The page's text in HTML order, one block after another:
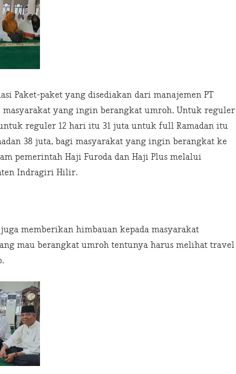
Paket-paket yang disediakan dari manajemen PT
masyarakat yang ingin berangkat umroh. Untuk reguler
reguler 12 hari itu 31 juta untuk full Ramadan itu
38 juta, bagi masyarakat yang ingin berangkat ke
pemerintah Haji Furoda dan Haji Plus melalui
Indragiri Hilir.
memberikan himbauan kepada masyarakat
mau berangkat umroh tentunya harus melihat travel